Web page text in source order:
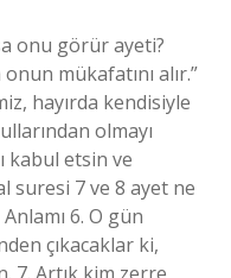
onu görür ayeti?
mükafatını alır.”
hayırda kendisiyle
olmayı
kabul etsin ve
suresi 7 ve 8 ayet ne
6. O gün
çıkacaklar ki,